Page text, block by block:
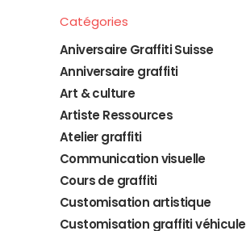
Catégories
Aniversaire Graffiti Suisse
Anniversaire graffiti
Art & culture
Artiste Ressources
Atelier graffiti
Communication visuelle
Cours de graffiti
Customisation artistique
Customisation graffiti véhicule